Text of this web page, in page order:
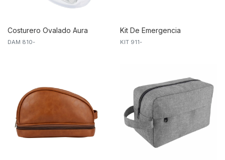
Costurero Ovalado Aura
DAM 810-
Kit De Emergencia
KIT 911-